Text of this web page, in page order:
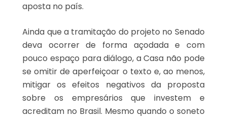
aposta no país.
Ainda que a tramitação do projeto no Senado
deva ocorrer de forma açodada e com
pouco espaço para diálogo, a Casa não pode
se omitir de aperfeiçoar o texto e, ao menos,
mitigar os efeitos negativos da proposta
sobre os empresários que investem e
acreditam no Brasil. Mesmo quando o soneto